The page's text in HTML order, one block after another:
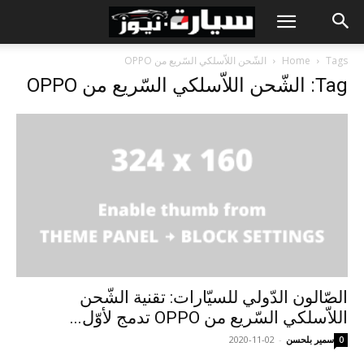
Home Tags الشّحن اللاّسلكي السّريع من OPPO
Tag: الشّحن اللاّسلكي السّريع من OPPO
الصّالون الدّولي للسيّارات: تقنية الشّحن
اللاّسلكي السّريع من OPPO تدمج لأوّل...
سمير بلحسن -
2020-11-02 0